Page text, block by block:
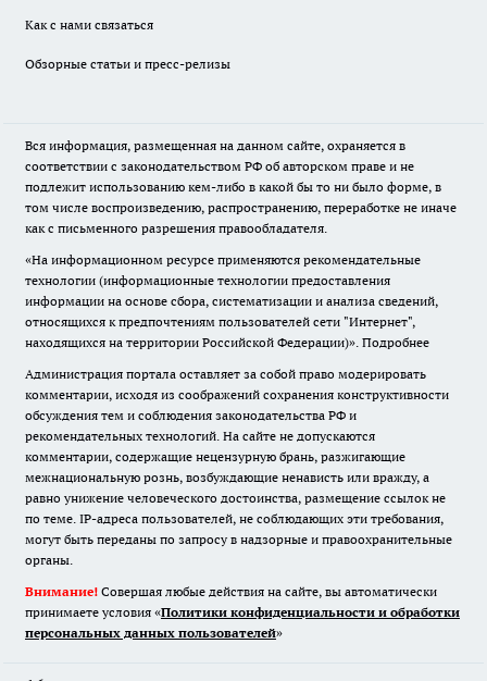
Как с нами связаться
Обзорные статьи и пресс-релизы
Вся информация, размещенная на данном сайте, охраняется в
соответствии с законодательством РФ об авторском праве и не
подлежит использованию кем-либо в какой бы то ни было форме, в
том числе воспроизведению, распространению, переработке не иначе
как с письменного разрешения правообладателя.
«На информационном ресурсе применяются рекомендательные
технологии (информационные технологии предоставления
информации на основе сбора, систематизации и анализа сведений,
относящихся к предпочтениям пользователей сети "Интернет",
находящихся на территории Российской Федерации)». Подробнее
Администрация портала оставляет за собой право модерировать
комментарии, исходя из соображений сохранения конструктивности
обсуждения тем и соблюдения законодательства РФ и
рекомендательных технологий. На сайте не допускаются
комментарии, содержащие нецензурную брань, разжигающие
межнациональную рознь, возбуждающие ненависть или вражду, а
равно унижение человеческого достоинства, размещение ссылок не
по теме. IP-адреса пользователей, не соблюдающих эти требования,
могут быть переданы по запросу в надзорные и правоохранительные
органы.
Внимание! Совершая любые действия на сайте, вы автоматически
принимаете условия «Политики конфиденциальности и обработки
персональных данных пользователей»